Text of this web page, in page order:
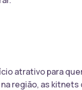
atrativo para
região, as